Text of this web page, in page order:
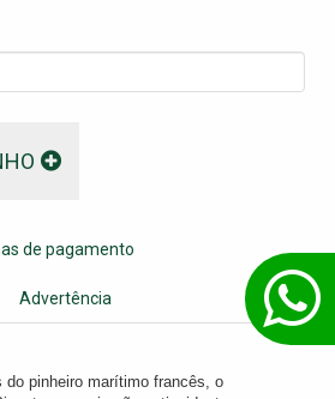
de pagamento
Advertência
pinheiro marítimo francês, o